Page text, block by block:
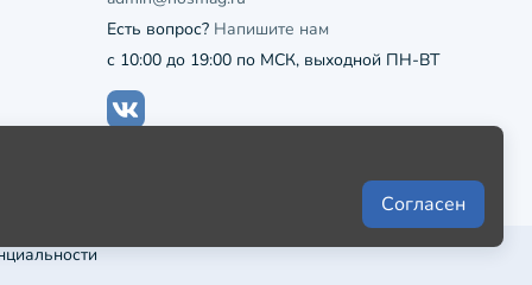
Есть вопрос? Напишите нам
с 10:00 до 19:00 по МСК, выходной ПН-ВТ
Согласен